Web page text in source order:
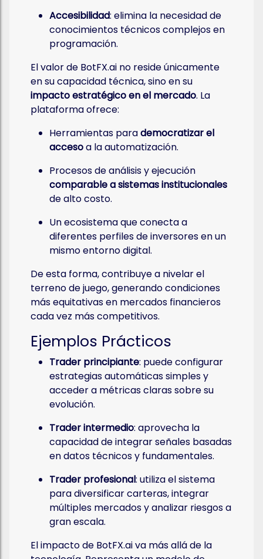
Accesibilidad: elimina la necesidad de
conocimientos técnicos complejos en
programación.
El valor de BotFX.ai no reside únicamente
en su capacidad técnica, sino en su
impacto estratégico en el mercado. La
plataforma ofrece:
Herramientas parademocratizar el
accesoa la automatización.
Procesos de análisis y ejecución
comparable a sistemas institucionales
de alto costo.
Un ecosistema que conecta a
diferentes perfiles de inversores en un
mismo entorno digital.
De esta forma, contribuye a nivelar el
terreno de juego, generando condiciones
más equitativas en mercados financieros
cada vez más competitivos.
Ejemplos Prácticos
Trader principiante: puede configurar
estrategias automáticas simples y
acceder a métricas claras sobre su
evolución.
Trader intermedio: aprovecha la
capacidad de integrar señales basadas
en datos técnicos y fundamentales.
Trader profesional: utiliza el sistema
para diversificar carteras, integrar
múltiples mercados y analizar riesgos a
gran escala.
El impacto de BotFX.ai va más allá de la